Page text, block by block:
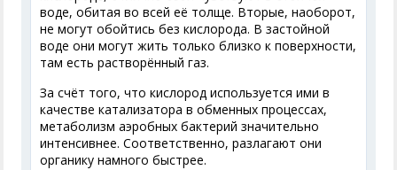
воде, обитая во всей её толще. Вторые, наоборот,
не могут обойтись без кислорода. В застойной
воде они могут жить только близко к поверхности,
там есть растворённый газ.
За счёт того, что кислород используется ими в
качестве катализатора в обменных процессах,
метаболизм аэробных бактерий значительно
интенсивнее. Соответственно, разлагают они
органику намного быстрее.